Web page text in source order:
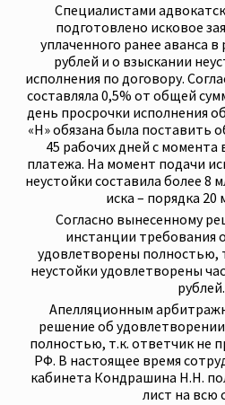
Специалистами
подготовлено исковое
уплаченного ранее аванса в
рублей и о взыскании
исполнения по договору.
составляла 0,5% от общей
день просрочки исполнения
«Н» обязана была поставить
45 рабочих дней с момента
платежа. На момент подачи
неустойки составила более 8
иска – порядка 20
Согласно вынесенному
инстанции требования
удовлетворены полностью,
неустойки удовлетворены
рублей.
Апелляционным
решение об
полностью, т.к. ответчик не
РФ. В настоящее время
кабинета Кондрашина Н.Н.
лист на всю